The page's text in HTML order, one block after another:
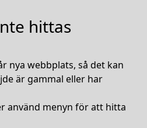
hittas
nya webbplats, så det kan
är gammal eller har
använd menyn för att hitta